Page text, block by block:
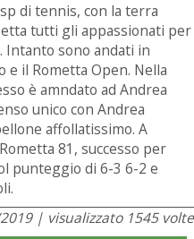
di tennis, con la terra
tutti gli appassionati per
Intanto sono andati in
e il Rometta Open. Nella
è amndato ad Andrea
unico con Andrea
affollatissimo. A
81, successo per
punteggio di 6-3 6-2 e
| visualizzato 1545 volte